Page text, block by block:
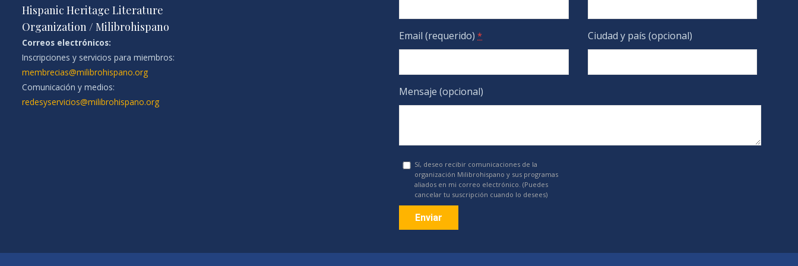
Hispanic Heritage Literature
Organization / Milibrohispano
Correos electrónicos:
Inscripciones y servicios para miembros:
membrecias@milibrohispano.org
Comunicación y medios:
redesyservicios@milibrohispano.org
Email (requerido) * Ciudad y país (opcional)
Mensaje (opcional)
Sí, deseo recibir comunicaciones de la
organización Milibrohispano y sus programas
aliados en mi correo electrónico. (Puedes
cancelar tu suscripción cuando lo desees)